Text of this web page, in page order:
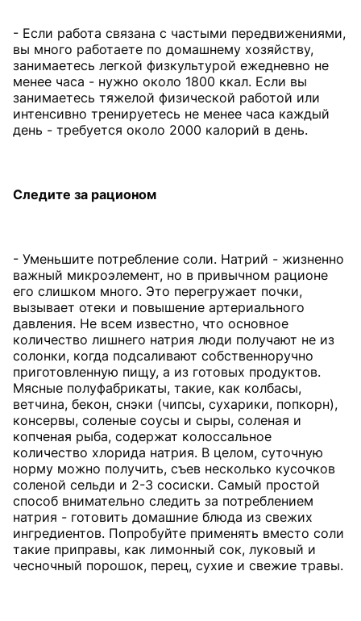
- Если работа связана с частыми передвижениями,
вы много работаете по домашнему хозяйству,
занимаетесь легкой физкультурой ежедневно не
менее часа - нужно около 1800 ккал. Если вы
занимаетесь тяжелой физической работой или
интенсивно тренируетесь не менее часа каждый
день - требуется около 2000 калорий в день.
Следите за рационом
- Уменьшите потребление соли. Натрий - жизненно
важный микроэлемент, но в привычном рационе
его слишком много. Это перегружает почки,
вызывает отеки и повышение артериального
давления. Не всем известно, что основное
количество лишнего натрия люди получают не из
солонки, когда подсаливают собственноручно
приготовленную пищу, а из готовых продуктов.
Мясные полуфабрикаты, такие, как колбасы,
ветчина, бекон, снэки (чипсы, сухарики, попкорн),
консервы, соленые соусы и сыры, соленая и
копченая рыба, содержат колоссальное
количество хлорида натрия. В целом, суточную
норму можно получить, съев несколько кусочков
соленой сельди и 2-3 сосиски. Самый простой
способ внимательно следить за потреблением
натрия - готовить домашние блюда из свежих
ингредиентов. Попробуйте применять вместо соли
такие приправы, как лимонный сок, луковый и
чесночный порошок, перец, сухие и свежие травы.